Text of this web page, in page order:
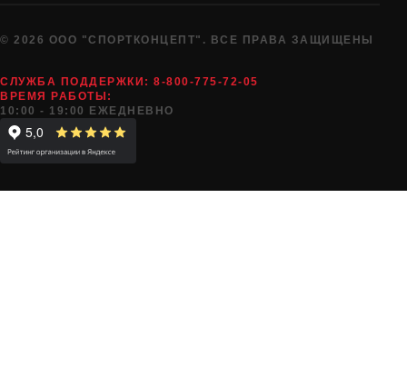
© 2026 ООО "СПОРТКОНЦЕПТ". ВСЕ ПРАВА ЗАЩИЩЕНЫ
СЛУЖБА ПОДДЕРЖКИ: 8-800-775-72-05
ВРЕМЯ РАБОТЫ:
10:00 - 19:00 ЕЖЕДНЕВНО